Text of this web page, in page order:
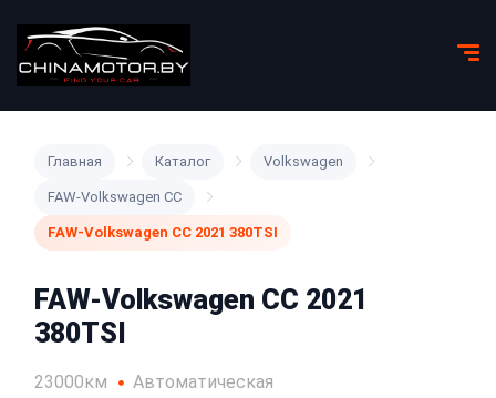
Главная Каталог Volkswagen
FAW-Volkswagen CC
FAW-Volkswagen CC 2021 380TSI
FAW-Volkswagen CC 2021
380TSI
23000км Автоматическая